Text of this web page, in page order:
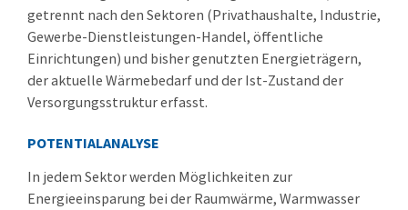
getrennt nach den Sektoren (Privathaushalte, Industrie,
Gewerbe-Dienstleistungen-Handel, öffentliche
Einrichtungen) und bisher genutzten Energieträgern,
der aktuelle Wärmebedarf und der Ist-Zustand der
Versorgungsstruktur erfasst.
POTENTIALANALYSE
In jedem Sektor werden Möglichkeiten zur
Energieeinsparung bei der Raumwärme, Warmwasser